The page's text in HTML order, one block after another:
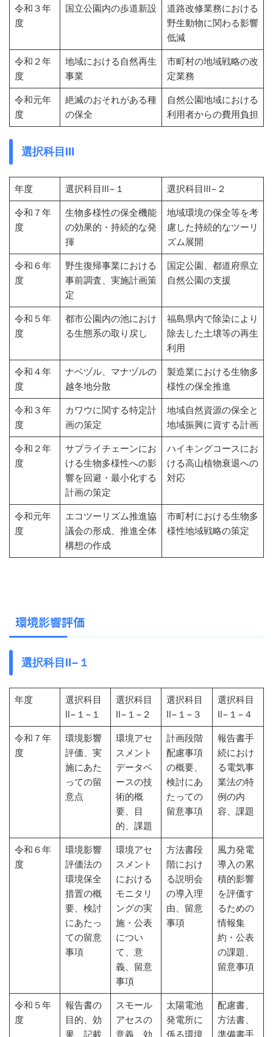
令和３年
度
国立公園内の歩道新設
道路改修業務における
野生動物に関わる影響
低減
令和２年
度
地域における自然再生
事業
市町村の地域戦略の改
定業務
令和元年
度
絶滅のおそれがある種
の保全
自然公園地域における
利用者からの費用負担
選択科目Ⅲ
年度 選択科目Ⅲ−１ 選択科目Ⅲ−２
令和７年
度
生物多様性の保全機能
の効果的・持続的な発
揮
地域環境の保全等を考
慮した持続的なツーリ
ズム展開
令和６年
度
野生復帰事業における
事前調査、実施計画策
定
国定公園、都道府県立
自然公園の支援
令和５年
度
都市公園内の池におけ
る生態系の取り戻し
福島県内で除染により
除去した土壌等の再生
利用
令和４年
度
ナベヅル、マナヅルの
越冬地分散
製造業における生物多
様性の保全推進
令和３年
度
カワウに関する特定計
画の策定
地域自然資源の保全と
地域振興に資する計画
令和２年
度
サプライチェーンにお
ける生物多様性への影
響を回避・最小化する
計画の策定
ハイキングコースにお
ける高山植物衰退への
対応
令和元年
度
エコツーリズム推進協
議会の形成、推進全体
構想の作成
市町村における生物多
様性地域戦略の策定
環境影響評価
選択科目Ⅱ−１
年度
選択科目
Ⅱ−１−１
選択科目
Ⅱ−１−２
選択科目
Ⅱ−１−３
選択科目
Ⅱ−１−４
令和７年
度
環境影響
評価、実
施にあた
っての留
意点
環境アセ
スメント
データベ
ースの技
術的概
要、目
的、課題
計画段階
配慮事項
の概要、
検討にあ
たっての
留意事項
報告書手
続におけ
る電気事
業法の特
例の内
容、課題
令和６年
度
環境影響
評価法の
環境保全
措置の概
要、検討
にあたっ
ての留意
事項
環境アセ
スメント
における
モニタリ
ングの実
施・公表
につい
て、意
義、留意
事項
方法書段
階におけ
る説明会
の導入理
由、留意
事項
風力発電
導入の累
積的影響
を評価す
るための
情報集
約・公表
の課題、
留意事項
令和５年
度
報告書の
目的、効
果、記載
スモール
アセスの
意義、効
太陽電池
発電所に
係る環境
配慮書、
方法書、
準備書手